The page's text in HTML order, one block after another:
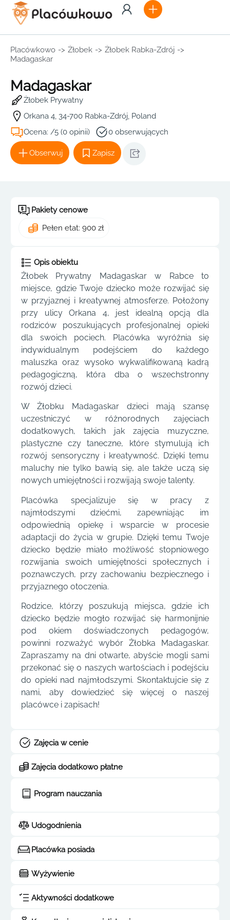
Placówkowo -> Żłobek -> Żłobek Rabka-Zdrój ->
Madagaskar
Madagaskar
Żłobek Prywatny
Orkana 4, 34-700 Rabka-Zdrój, Poland
Ocena: /5 (0 opinii)
0 obserwujących
Obserwuj Zapisz
Pakiety cenowe
Pełen etat: 900 zł
Opis obiektu
Żłobek Prywatny Madagaskar w Rabce to
miejsce, gdzie Twoje dziecko może rozwijać się
w przyjaznej i kreatywnej atmosferze. Położony
przy ulicy Orkana 4, jest idealną opcją dla
rodziców poszukujących profesjonalnej opieki
dla swoich pociech. Placówka wyróżnia się
indywidualnym podejściem do każdego
maluszka oraz wysoko wykwalifikowaną kadrą
pedagogiczną, która dba o wszechstronny
rozwój dzieci.
W Żłobku Madagaskar dzieci mają szansę
uczestniczyć w różnorodnych zajęciach
dodatkowych, takich jak zajęcia muzyczne,
plastyczne czy taneczne, które stymulują ich
rozwój sensoryczny i kreatywność. Dzięki temu
maluchy nie tylko bawią się, ale także uczą się
nowych umiejętności i rozwijają swoje talenty.
Placówka specjalizuje się w pracy z
najmłodszymi dziećmi, zapewniając im
odpowiednią opiekę i wsparcie w procesie
adaptacji do życia w grupie. Dzięki temu Twoje
dziecko będzie miało możliwość stopniowego
rozwijania swoich umiejętności społecznych i
poznawczych, przy zachowaniu bezpiecznego i
przyjaznego otoczenia.
Rodzice, którzy poszukują miejsca, gdzie ich
dziecko będzie mogło rozwijać się harmonijnie
pod okiem doświadczonych pedagogów,
powinni rozważyć wybór Żłobka Madagaskar.
Zapraszamy na dni otwarte, abyście mogli sami
przekonać się o naszych wartościach i podejściu
do opieki nad najmłodszymi. Skontaktujcie się z
nami, aby dowiedzieć się więcej o naszej
placówce i zapisach!
Zajęcia w cenie
Zajęcia dodatkowo płatne
Program nauczania
Udogodnienia
Placówka posiada
Wyżywienie
Aktywności dodatkowe